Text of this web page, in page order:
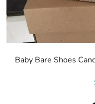
Baby Bare Shoes